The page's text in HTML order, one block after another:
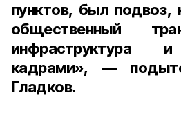
пунктов, был подвоз,
общественный
инфраструктура
кадрами», —
Гладков.